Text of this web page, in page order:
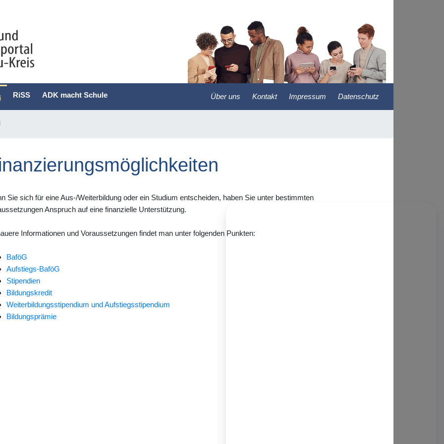
RiSS ADK macht Schule Über uns Kontakt Impressum Datenschutz
Sie sich für eine Aus-/Weiterbildung oder ein Studium entscheiden, haben Sie unter bestimmten
Anspruch auf eine finanzielle Unterstützung.
Informationen und Voraussetzungen findet man unter folgenden Punkten:
BaföG
Aufstiegs-BaföG
Stipendien
Bildungskredit
Weiterbildungsstipendium und Aufstiegsstipendium
Bildungsprämie